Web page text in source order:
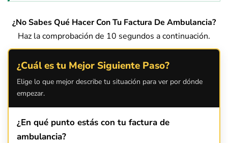
¿No Sabes Qué Hacer Con Tu Factura De Ambulancia?
Haz la comprobación de 10 segundos a continuación.
¿Cuál es tu Mejor Siguiente Paso?
Elige lo que mejor describe tu situación para ver por dónde
empezar.
¿En qué punto estás con tu factura de
ambulancia?